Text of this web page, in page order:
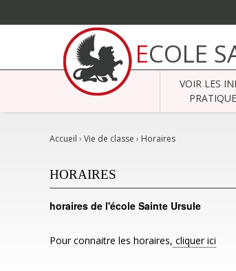
contenu.
Aller
ECOLE
VOIR LES
Accueil › Vie de classe › Horaires
HORAIRES
horaires de l'école Sainte Ursule
Pour connaitre les horaires, cliquer ici